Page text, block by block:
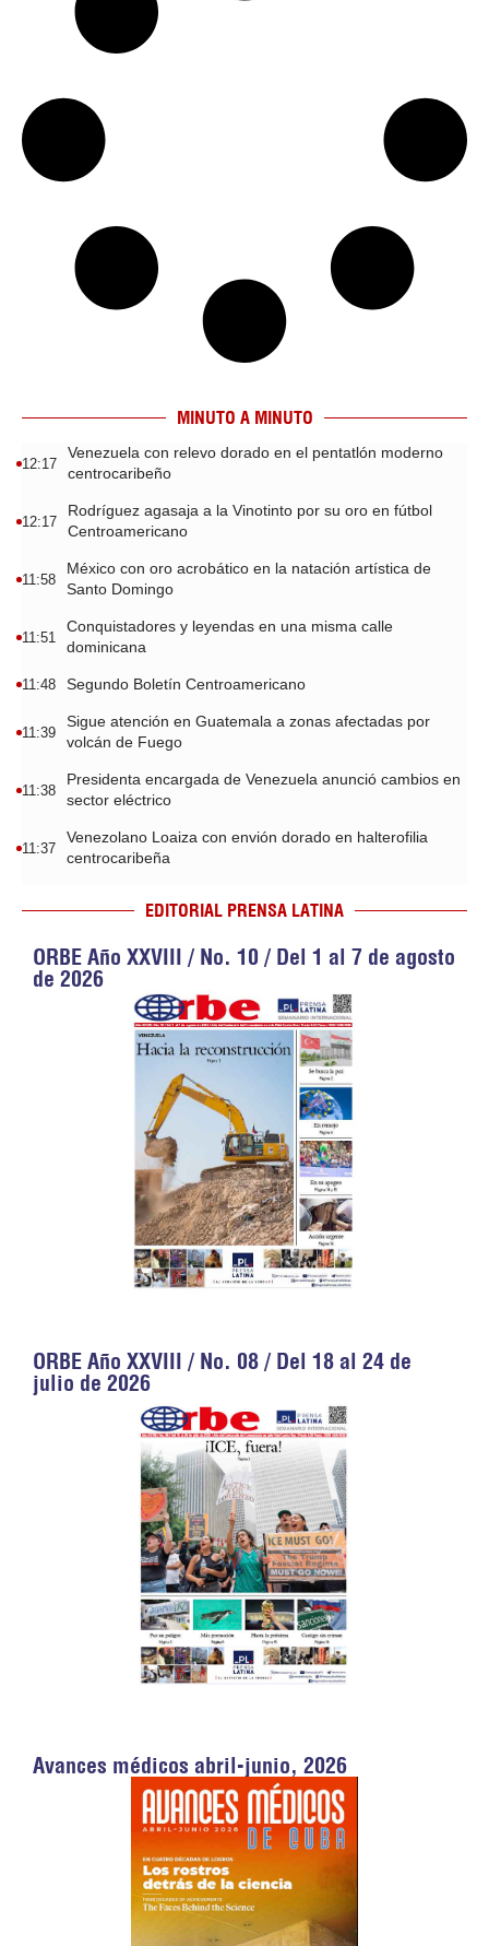
MINUTO A MINUTO
12:17
Venezuela con relevo dorado en el pentatlón moderno
centrocaribeño
12:17
Rodríguez agasaja a la Vinotinto por su oro en fútbol
Centroamericano
11:58
México con oro acrobático en la natación artística de
Santo Domingo
11:51
Conquistadores y leyendas en una misma calle
dominicana
11:48 Segundo Boletín Centroamericano
11:39
Sigue atención en Guatemala a zonas afectadas por
volcán de Fuego
11:38
Presidenta encargada de Venezuela anunció cambios en
sector eléctrico
11:37
Venezolano Loaiza con envión dorado en halterofilia
centrocaribeña
EDITORIAL PRENSA LATINA
ORBE Año XXVIII / No. 10 / Del 1 al 7 de agosto
de 2026
ORBE Año XXVIII / No. 08 / Del 18 al 24 de
julio de 2026
Avances médicos abril-junio, 2026